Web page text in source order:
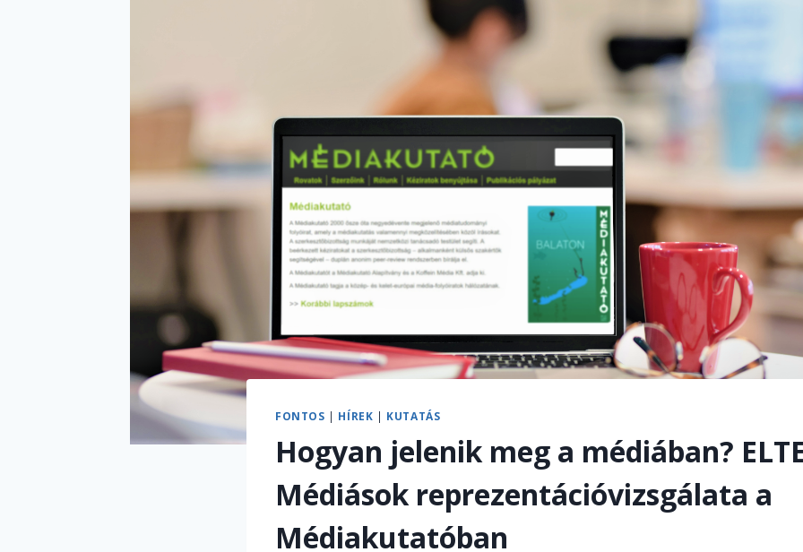
FONTOS | HÍREK | KUTATÁS
Hogyan jelenik meg a médiában?
Médiások reprezentációvizsgálata a
Médiakutatóban